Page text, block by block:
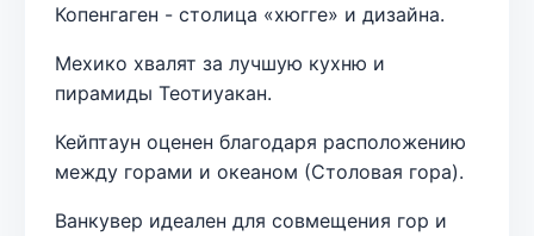
Копенгаген - столица «хюгге» и дизайна.
Мехико хвалят за лучшую кухню и
пирамиды Теотиуакан.
Кейптаун оценен благодаря расположению
между горами и океаном (Столовая гора).
Ванкувер идеален для совмещения гор и